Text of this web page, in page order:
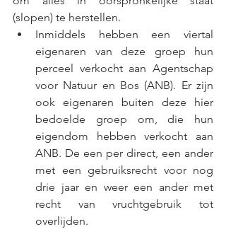
(slopen) te herstellen.
Inmiddels hebben een viertal
eigenaren van deze groep hun
perceel verkocht aan Agentschap
voor Natuur en Bos (ANB). Er zijn
ook eigenaren buiten deze hier
bedoelde groep om, die hun
eigendom hebben verkocht aan
ANB. De een per direct, een ander
met een gebruiksrecht voor nog
drie jaar en weer een ander met
recht van vruchtgebruik tot
overlijden.